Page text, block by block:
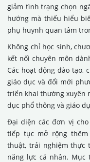
giảm tình trạng chọn
hướng mà thiếu hiểu
phụ huynh quan tâm
Không chỉ học sinh,
kết nối chuyên môn
Các hoạt động đào tạo,
giáo dục và đổi mới
triển khai thường xuyên
dục phổ thông và giáo
Đại diện các đơn vị
tiếp tục mở rộng
thuật, trải nghiệm thực
năng lực cá nhân.